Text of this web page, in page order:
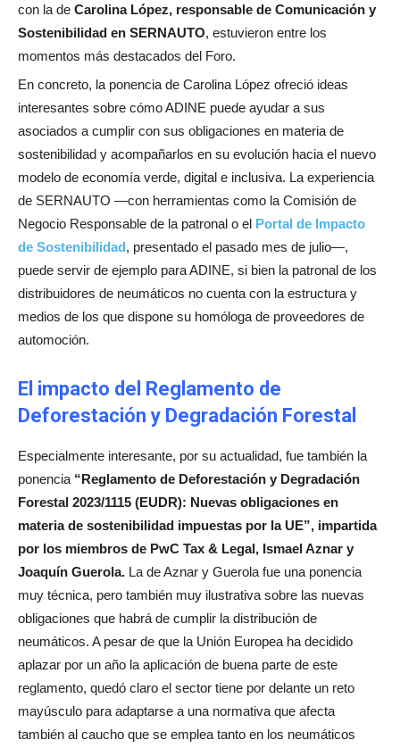
con la de Carolina López, responsable de Comunicación y
Sostenibilidad en SERNAUTO, estuvieron entre los
momentos más destacados del Foro.
En concreto, la ponencia de Carolina López ofreció ideas
interesantes sobre cómo ADINE puede ayudar a sus
asociados a cumplir con sus obligaciones en materia de
sostenibilidad y acompañarlos en su evolución hacia el nuevo
modelo de economía verde, digital e inclusiva. La experiencia
de SERNAUTO —con herramientas como la Comisión de
Negocio Responsable de la patronal o el Portal de Impacto
de Sostenibilidad, presentado el pasado mes de julio—,
puede servir de ejemplo para ADINE, si bien la patronal de los
distribuidores de neumáticos no cuenta con la estructura y
medios de los que dispone su homóloga de proveedores de
automoción.
El impacto del Reglamento de
Deforestación y Degradación Forestal
Especialmente interesante, por su actualidad, fue también la
ponencia “Reglamento de Deforestación y Degradación
Forestal 2023/1115 (EUDR): Nuevas obligaciones en
materia de sostenibilidad impuestas por la UE”, impartida
por los miembros de PwC Tax & Legal, Ismael Aznar y
Joaquín Guerola. La de Aznar y Guerola fue una ponencia
muy técnica, pero también muy ilustrativa sobre las nuevas
obligaciones que habrá de cumplir la distribución de
neumáticos. A pesar de que la Unión Europea ha decidido
aplazar por un año la aplicación de buena parte de este
reglamento, quedó claro el sector tiene por delante un reto
mayúsculo para adaptarse a una normativa que afecta
también al caucho que se emplea tanto en los neumáticos